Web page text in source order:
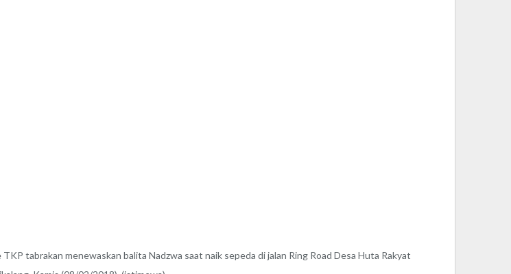
tabrakan menewaskan balita Nadzwa saat naik sepeda di jalan Ring Road Desa Huta Rakyat